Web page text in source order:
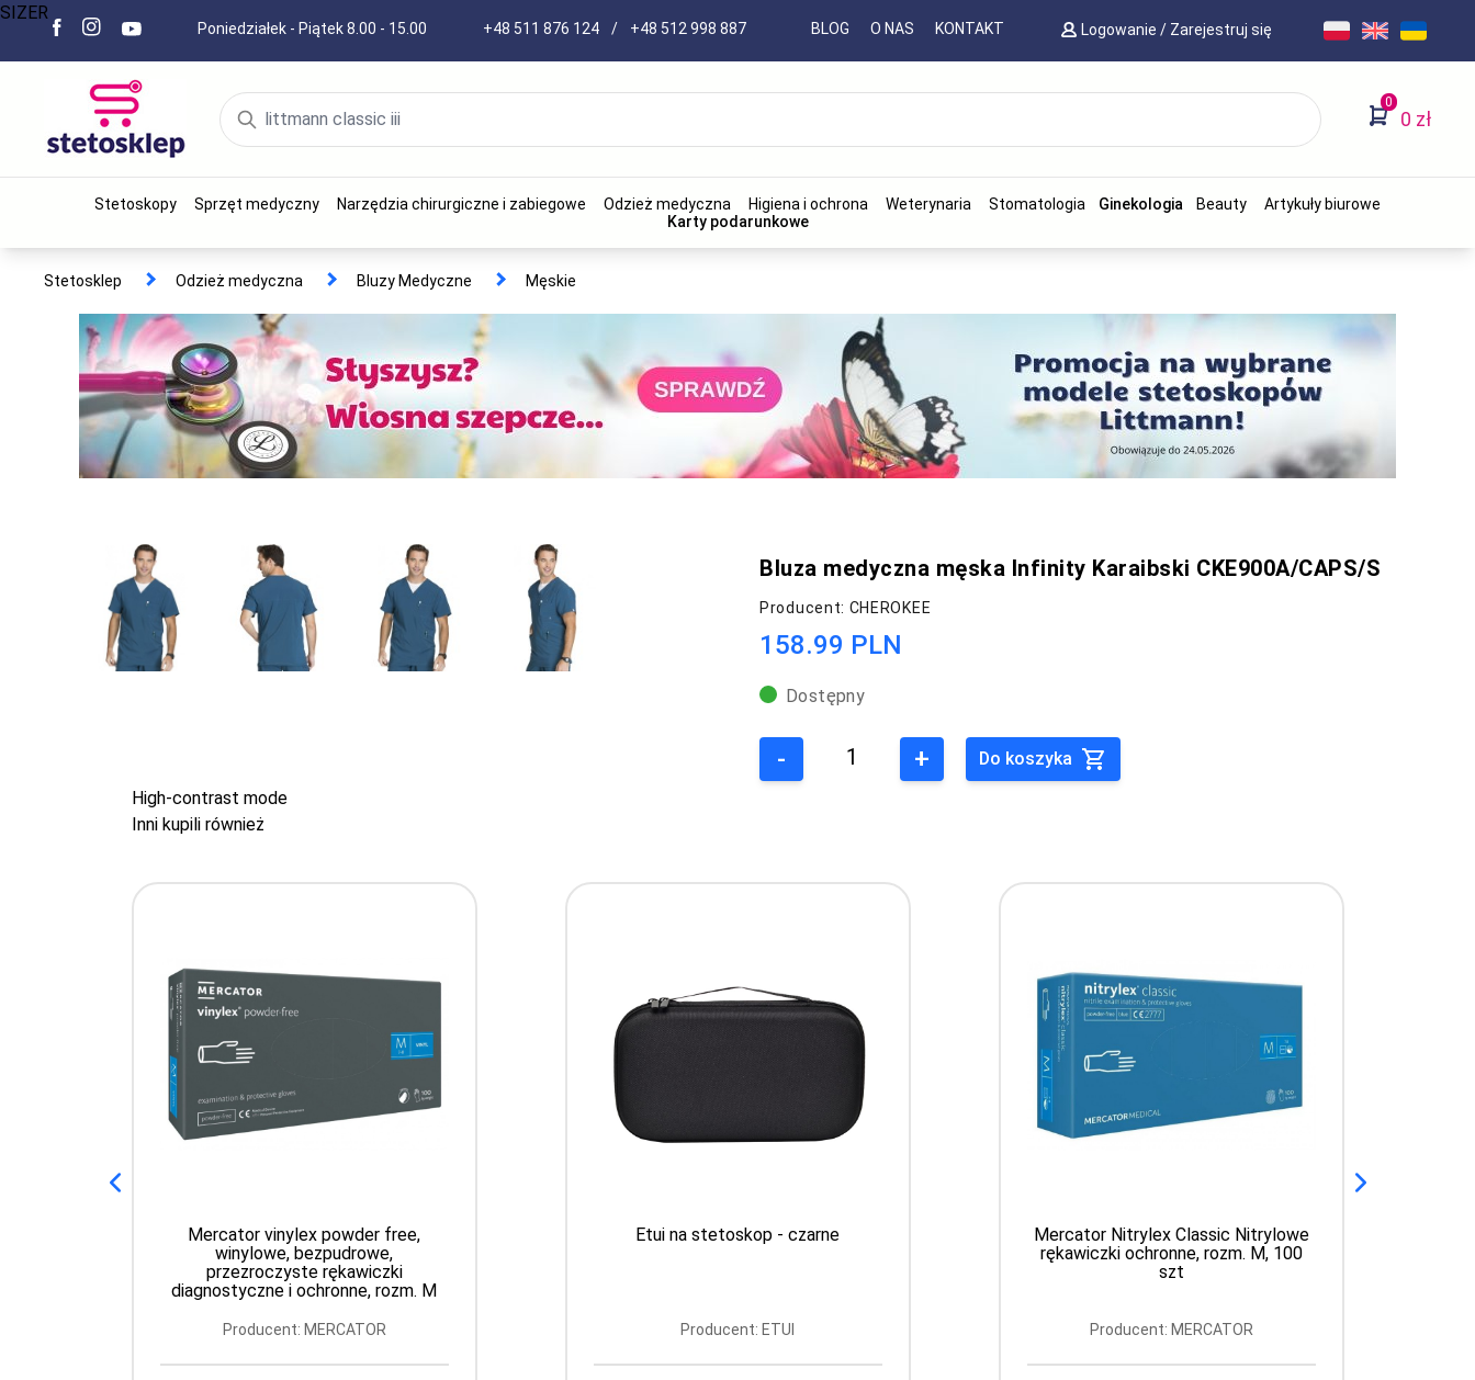
Poniedziałek - Piątek 8.00 - 15.00 +48 511 876 124 / +48 512 998 887 BLOG O NAS KONTAKT Logowanie / Zarejestruj się
0
0 zł
Stetoskopy Sprzęt medyczny Narzędzia chirurgiczne i zabiegowe Odzież medyczna Higiena i ochrona Weterynaria Stomatologia Ginekologia Beauty
Artykuły biurowe
Karty podarunkowe
Stetosklep Odzież medyczna Bluzy Medyczne Męskie
Bluza medyczna męska Infinity Karaibski CKE900A/CAPS/S
Producent: CHEROKEE
158.99 PLN
Dostępny
- +
Do koszyka
High-contrast mode
Inni kupili również
Mercator vinylex powder free,
winylowe, bezpudrowe,
przezroczyste rękawiczki
diagnostyczne i ochronne, rozm. M
Producent: MERCATOR
Etui na stetoskop - czarne
Producent: ETUI
Mercator Nitrylex Classic Nitrylowe
rękawiczki ochronne, rozm. M, 100
szt
Producent: MERCATOR
SIZER